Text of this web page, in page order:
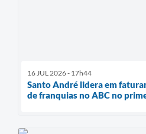
16 JUL 2026 - 17h44
Santo André lidera em
de franquias no ABC no